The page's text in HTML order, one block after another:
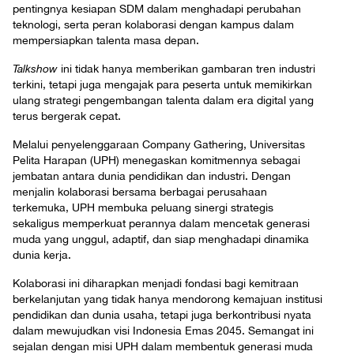
pentingnya kesiapan SDM dalam menghadapi perubahan
teknologi, serta peran kolaborasi dengan kampus dalam
mempersiapkan talenta masa depan.
Talkshow ini tidak hanya memberikan gambaran tren industri
terkini, tetapi juga mengajak para peserta untuk memikirkan
ulang strategi pengembangan talenta dalam era digital yang
terus bergerak cepat.
Melalui penyelenggaraan Company Gathering, Universitas
Pelita Harapan (UPH) menegaskan komitmennya sebagai
jembatan antara dunia pendidikan dan industri. Dengan
menjalin kolaborasi bersama berbagai perusahaan
terkemuka, UPH membuka peluang sinergi strategis
sekaligus memperkuat perannya dalam mencetak generasi
muda yang unggul, adaptif, dan siap menghadapi dinamika
dunia kerja.
Kolaborasi ini diharapkan menjadi fondasi bagi kemitraan
berkelanjutan yang tidak hanya mendorong kemajuan institusi
pendidikan dan dunia usaha, tetapi juga berkontribusi nyata
dalam mewujudkan visi Indonesia Emas 2045. Semangat ini
sejalan dengan misi UPH dalam membentuk generasi muda